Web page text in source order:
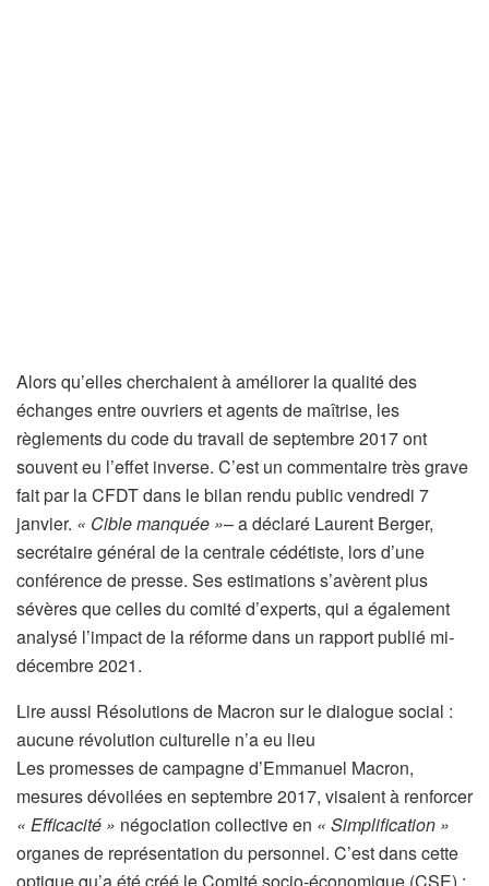
Alors qu’elles cherchaient à améliorer la qualité des
échanges entre ouvriers et agents de maîtrise, les
règlements du code du travail de septembre 2017 ont
souvent eu l’effet inverse. C’est un commentaire très grave
fait par la CFDT dans le bilan rendu public vendredi 7
janvier. « Cible manquée »– a déclaré Laurent Berger,
secrétaire général de la centrale cédétiste, lors d’une
conférence de presse. Ses estimations s’avèrent plus
sévères que celles du comité d’experts, qui a également
analysé l’impact de la réforme dans un rapport publié mi-
décembre 2021.
Lire aussi A
r
t
i
c
l
e
Résolutions de Macron sur le dialogue social :
aucune révolution culturelle n’a eu lieu
Les promesses de campagne d’Emmanuel Macron,
mesures dévoilées en septembre 2017, visaient à renforcer
« Efficacité » négociation collective en « Simplification »
organes de représentation du personnel. C’est dans cette